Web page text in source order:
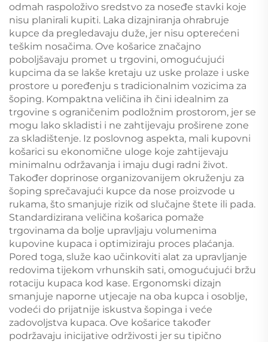
odmah raspoloživo sredstvo za noseđe stavki koje
nisu planirali kupiti. Laka dizajniranja ohrabruje
kupce da pregledavaju duže, jer nisu opterećeni
teškim nosačima. Ove košarice značajno
poboljšavaju promet u trgovini, omogućujući
kupcima da se lakše kretaju uz uske prolaze i uske
prostore u poređenju s tradicionalnim vozicima za
šoping. Kompaktna veličina ih čini idealnim za
trgovine s ograničenim podložnim prostorom, jer se
mogu lako skladisti i ne zahtijevaju proširene zone
za skladištenje. Iz poslovnog aspekta, mali kupovni
košarici su ekonomične uloge koje zahtijevaju
minimalnu održavanja i imaju dugi radni život.
Također doprinose organizovanijem okruženju za
šoping sprečavajući kupce da nose proizvode u
rukama, što smanjuje rizik od slučajne štete ili pada.
Standardizirana veličina košarica pomaže
trgovinama da bolje upravljaju volumenima
kupovine kupaca i optimiziraju proces plaćanja.
Pored toga, služe kao učinkoviti alat za upravljanje
redovima tijekom vrhunskih sati, omogućujući bržu
rotaciju kupaca kod kase. Ergonomski dizajn
smanjuje naporne utjecaje na oba kupca i osoblje,
vodeći do prijatnije iskustva šopinga i veće
zadovoljstva kupaca. Ove košarice također
podržavaju inicijative održivosti jer su tipično